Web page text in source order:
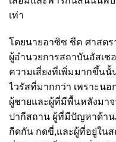
เท่า
โดยนายอาซิซ ชีค ศาสตร
ผู้อำนวยการสถาบันอัสเช
ความเสี่ยงที่เพิ่มมากขึ้นนั้
ไวรัสที่มากกว่า เพราะน
ผู้ชายและผู้ที่มีพื้นหลังมาจ
ปากีสถาน ผู้ที่มีปัญหาด้าน
กีดกัน กดขี่,และผู้ที่อยู่ใน